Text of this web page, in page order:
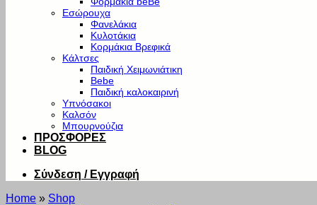
Εσώρουχα
Φανελάκια
Κυλοτάκια
Κορμάκια Βρεφικά
Κάλτσες
Παιδική Χειμωνιάτικη
Bebe
Παιδική καλοκαιρινή
Υπνόσακοι
Καλσόν
Μπουρνούζια
ΠΡΟΣΦΟΡΕΣ
BLOG
Σύνδεση / Εγγραφή
Home » Shop